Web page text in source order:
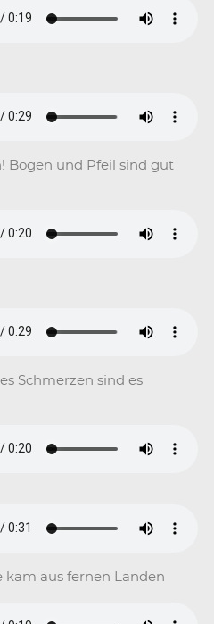
Bogen und Pfeil sind gut
Schmerzen sind es
kam aus fernen Landen